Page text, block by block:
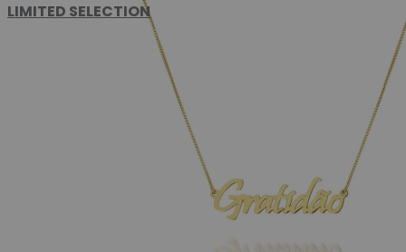
LIMITED SELECTION